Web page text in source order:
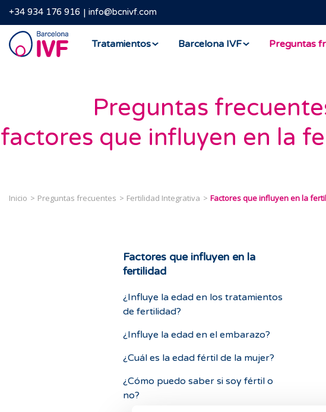
+34 934 176 916 info@bcnivf.com
Barcelona
IVF
Tratamientos Barcelona IVF Preguntas
Preguntas
factores que influyen en la
Inicio Preguntas frecuentes Fertilidad Integrativa Factores que influyen en la
Factores que influyen en la
fertilidad
¿Influye la edad en los tratamientos
de fertilidad?
¿Influye la edad en el embarazo?
¿Cuál es la edad fértil de la mujer?
¿Cómo puedo saber si soy fértil o
no?